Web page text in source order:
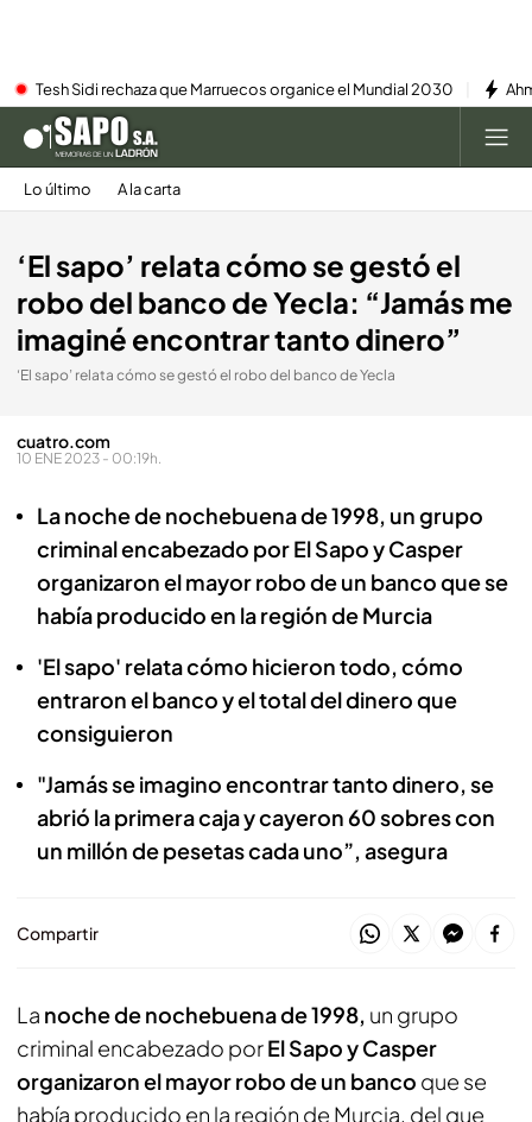
Tesh Sidi rechaza que Marruecos organice el Mundial 2030
Lo último A la carta
‘El sapo’ relata cómo se gestó el
robo del banco de Yecla: “Jamás me
imaginé encontrar tanto dinero”
‘El sapo’ relata cómo se gestó el robo del banco de Yecla
cuatro.com
10 ENE 2023 - 00:19h.
La noche de nochebuena de 1998, un grupo
criminal encabezado por El Sapo y Casper
organizaron el mayor robo de un banco que se
había producido en la región de Murcia
'El sapo' relata cómo hicieron todo, cómo
entraron el banco y el total del dinero que
consiguieron
"Jamás se imagino encontrar tanto dinero, se
abrió la primera caja y cayeron 60 sobres con
un millón de pesetas cada uno”, asegura
Compartir
La noche de nochebuena de 1998, un grupo
criminal encabezado porEl Sapo y Casper
organizaron el mayor robo de un banco que se
había producido en la región de Murcia, del que